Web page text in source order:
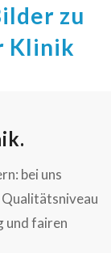
zu
Klinik
bei uns
Qualitätsniveau
und fairen